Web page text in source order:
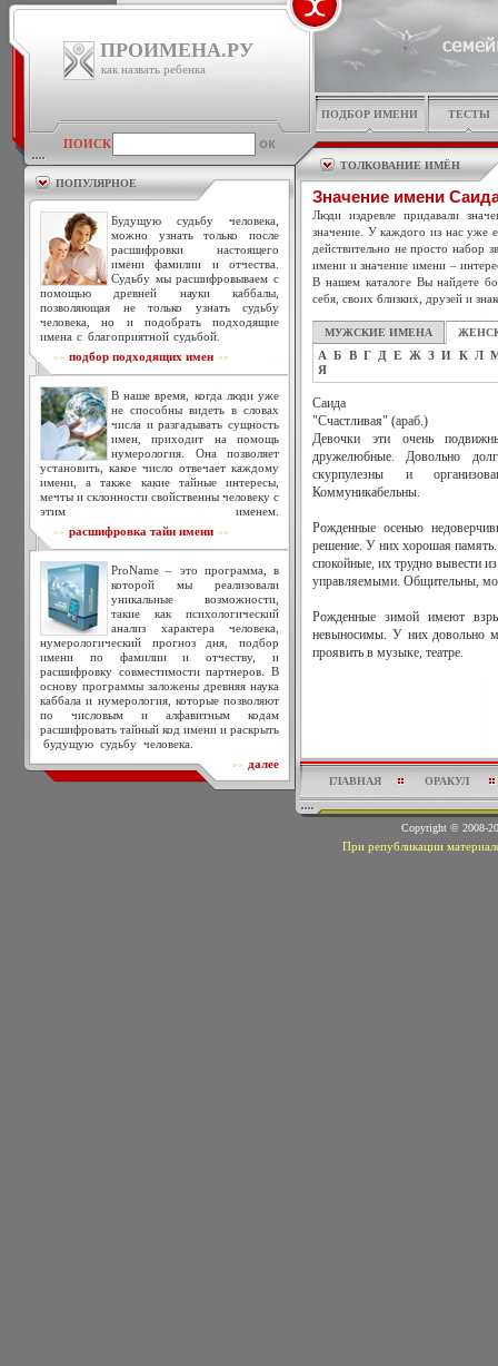
ПРОИМЕНА.РУ
как назвать ребенка
ПОИСК
ПОПУЛЯРНОЕ
Будущую судьбу человека,
можно узнать только после
расшифровки настоящего
имени фамилии и отчества.
Судьбу мы расшифровываем с
помощью древней науки каббалы,
позволяющая не только узнать судьбу
человека, но и подобрать подходящие
имена с благоприятной судьбой.
>> подбор подходящих имен <<
В наше время, когда люди уже
не способны видеть в словах
числа и разгадывать сущность
имен, приходит на помощь
нумерология. Она позволяет
установить, какое число отвечает каждому
имени, а также какие тайные интересы,
мечты и склонности свойственны человеку с
этим именем.
>> расшифровка тайн имени <<
ProName – это программа, в
которой мы реализовали
уникальные возможности,
такие как психологический
анализ характера человека,
нумерологический прогноз дня, подбор
имени по фамилии и отчеству, и
расшифровку совместимости партнеров. В
основу программы заложены древняя наука
каббала и нумерология, которые позволяют
по числовым и алфавитным кодам
расшифровать тайный код имени и раскрыть
будущую судьбу человека.
>> далее
ПОДБОР ИМЕНИ ТЕСТЫ
ТОЛКОВАНИЕ ИМЁН
Значение имени
Люди издревле придавали
значение. У каждого из нас уже
действительно не просто набор
имени и значение имени –
В нашем каталоге Вы найдете
себя, своих близких, друзей и
МУЖСКИЕ ИМЕНА
А Б В Г Д Е Ж З И К Л
Я
Саида
"Счастливая" (араб.)
Девочки эти очень
дружелюбные. Довольно
скурпулезны и
Коммуникабельны.
Рожденные осенью
решение. У них хорошая
спокойные, их трудно вывести
управляемыми. Общительны,
Рожденные зимой имеют
невыносимы. У них довольно
проявить в музыке, театре.
ГЛАВНАЯ ОРАКУЛ
Copyright © 2008-
При републикации